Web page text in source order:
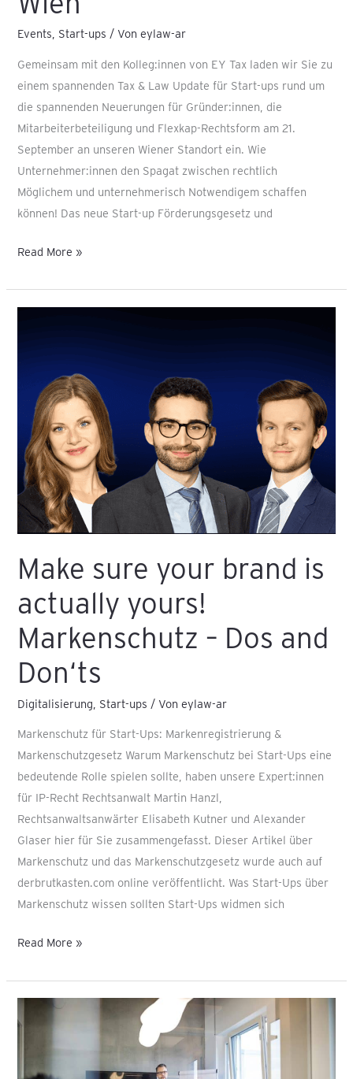
Events, Start-ups / Voneylaw-ar
Gemeinsam mit den Kolleg:innen von EY Tax laden wir Sie zu
einem spannenden Tax & Law Update für Start-ups rund um
die spannenden Neuerungen für Gründer:innen, die
Mitarbeiterbeteiligung und Flexkap-Rechtsform am 21.
September an unseren Wiener Standort ein. Wie
Unternehmer:innen den Spagat zwischen rechtlich
Möglichem und unternehmerisch Notwendigem schaffen
können! Das neue Start-up Förderungsgesetz und
Read More »
Make sure your brand is
actually yours!
Markenschutz – Dos and
Don‘ts
Digitalisierung Start-ups / Voneylaw-ar
Markenschutz für Start-Ups: Markenregistrierung &
Markenschutzgesetz Warum Markenschutz bei Start-Ups eine
bedeutende Rolle spielen sollte, haben unsere Expert:innen
für IP-Recht Rechtsanwalt Martin Hanzl,
Rechtsanwaltsanwärter Elisabeth Kutner und Alexander
Glaser hier für Sie zusammengefasst. Dieser Artikel über
Markenschutz und das Markenschutzgesetz wurde auch auf
derbrutkasten.com online veröffentlicht. Was Start-Ups über
Markenschutz wissen sollten Start-Ups widmen sich
actually
yours!
Markenschutz
Dos
and
Read More »
Flexible
Kapitalgesellschaft